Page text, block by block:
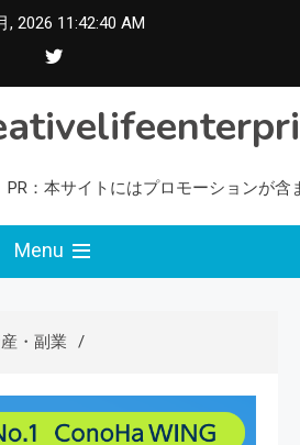
, 2026 11:42:42 AM
PR：本サイトにはプロモーションが含
Menu
・副業